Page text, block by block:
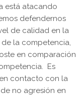
está atacando
defendernos
de calidad en la
la competencia,
en comparación
Es
contacto con la
no agresión en